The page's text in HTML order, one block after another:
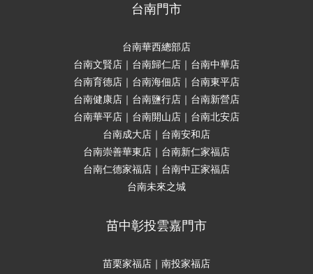
台南門市
台南華西總部店
台南文賢店｜台南歸仁店｜台南中華店
台南育德店｜台南海佃店｜台南東平店
台南健康店｜台南鹽行店｜台南新營店
台南華平店｜台南開山店｜台南北安店
台南成大店｜台南安和店
台南崇善華東店｜台南新仁家福店
台南仁德家福店｜台南中正家福店
台南未來之城
苗中彰投雲嘉門市
苗栗家福店｜南投家福店